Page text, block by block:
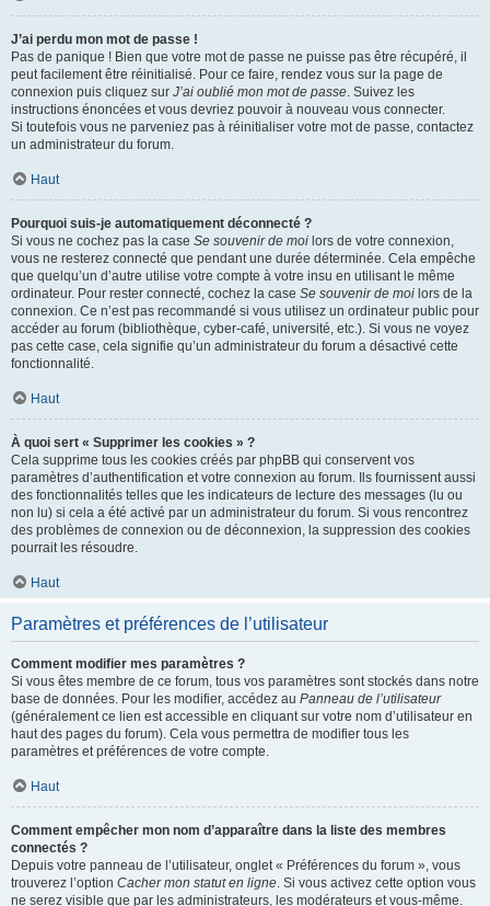
J’ai perdu mon mot de passe !
Pas de panique ! Bien que votre mot de passe ne puisse pas être récupéré, il
peut facilement être réinitialisé. Pour ce faire, rendez vous sur la page de
connexion puis cliquez sur J’ai oublié mon mot de passe. Suivez les
instructions énoncées et vous devriez pouvoir à nouveau vous connecter.
Si toutefois vous ne parveniez pas à réinitialiser votre mot de passe, contactez
un administrateur du forum.
Haut
Pourquoi suis-je automatiquement déconnecté ?
Si vous ne cochez pas la case Se souvenir de moi lors de votre connexion,
vous ne resterez connecté que pendant une durée déterminée. Cela empêche
que quelqu’un d’autre utilise votre compte à votre insu en utilisant le même
ordinateur. Pour rester connecté, cochez la case Se souvenir de moi lors de la
connexion. Ce n’est pas recommandé si vous utilisez un ordinateur public pour
accéder au forum (bibliothèque, cyber-café, université, etc.). Si vous ne voyez
pas cette case, cela signifie qu’un administrateur du forum a désactivé cette
fonctionnalité.
Haut
À quoi sert « Supprimer les cookies » ?
Cela supprime tous les cookies créés par phpBB qui conservent vos
paramètres d’authentification et votre connexion au forum. Ils fournissent aussi
des fonctionnalités telles que les indicateurs de lecture des messages (lu ou
non lu) si cela a été activé par un administrateur du forum. Si vous rencontrez
des problèmes de connexion ou de déconnexion, la suppression des cookies
pourrait les résoudre.
Haut
Paramètres et préférences de l’utilisateur
Comment modifier mes paramètres ?
Si vous êtes membre de ce forum, tous vos paramètres sont stockés dans notre
base de données. Pour les modifier, accédez au Panneau de l’utilisateur
(généralement ce lien est accessible en cliquant sur votre nom d’utilisateur en
haut des pages du forum). Cela vous permettra de modifier tous les
paramètres et préférences de votre compte.
Haut
Comment empêcher mon nom d’apparaître dans la liste des membres
connectés ?
Depuis votre panneau de l’utilisateur, onglet « Préférences du forum », vous
trouverez l’option Cacher mon statut en ligne. Si vous activez cette option vous
ne serez visible que par les administrateurs, les modérateurs et vous-même.